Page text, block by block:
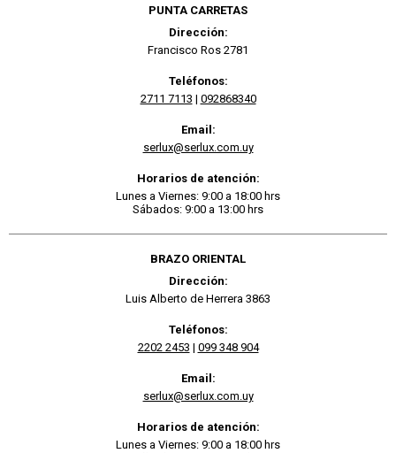
PUNTA CARRETAS
Dirección:
Francisco Ros 2781
Teléfonos:
2711 7113 | 092868340
Email:
serlux@serlux.com.uy
Horarios de atención:
Lunes a Viernes: 9:00 a 18:00 hrs
Sábados: 9:00 a 13:00 hrs
BRAZO ORIENTAL
Dirección:
Luis Alberto de Herrera 3863
Teléfonos:
2202 2453 | 099 348 904
Email:
serlux@serlux.com.uy
Horarios de atención:
Lunes a Viernes: 9:00 a 18:00 hrs